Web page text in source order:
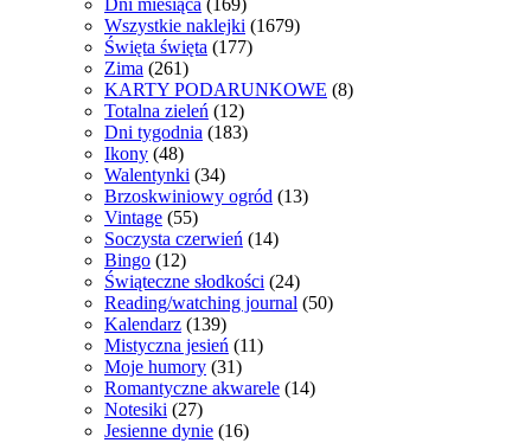
Dni miesiąca (169)
Wszystkie naklejki (1679)
Święta święta (177)
Zima (261)
KARTY PODARUNKOWE (8)
Totalna zieleń (12)
Dni tygodnia (183)
Ikony (48)
Walentynki (34)
Brzoskwiniowy ogród (13)
Vintage (55)
Soczysta czerwień (14)
Bingo (12)
Świąteczne słodkości (24)
Reading/watching journal (50)
Kalendarz (139)
Mistyczna jesień (11)
Moje humory (31)
Romantyczne akwarele (14)
Notesiki (27)
Jesienne dynie (16)